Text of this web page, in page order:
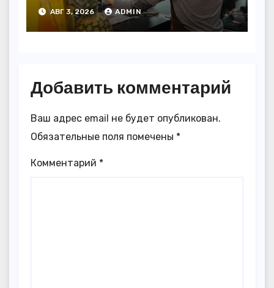
АВГ 3, 2026 ADMIN
Добавить комментарий
Ваш адрес email не будет опубликован.
Обязательные поля помечены *
Комментарий *